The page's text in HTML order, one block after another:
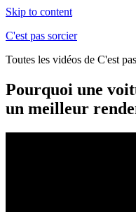
Skip to content
C'est pas sorcier
Toutes les vidéos de C'est
Pourquoi une
un meilleur